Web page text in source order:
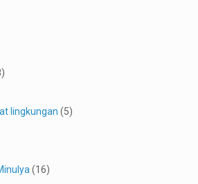
lingkungan (5)
(16)